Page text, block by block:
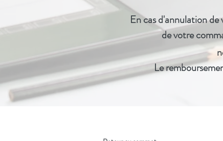
En cas d'annulation
devotre
Le